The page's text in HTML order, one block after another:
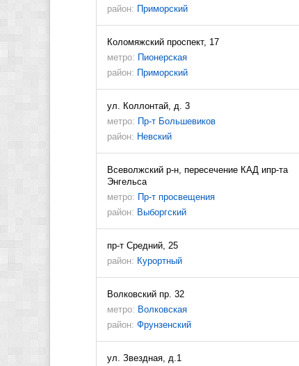
район: Приморский
Коломяжский проспект, 17
метро: Пионерская
район: Приморский
ул. Коллонтай, д. 3
метро: Пр-т Большевиков
район: Невский
Всеволжский р-н, пересечение КАД ипр-та
Энгельса
метро: Пр-т просвещения
район: Выборгский
пр-т Средний, 25
район: Курортный
Волковский пр. 32
метро: Волковская
район: Фрунзенский
ул. Звездная, д.1